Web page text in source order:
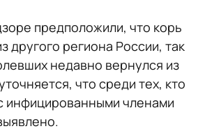
предположили, что корь
другого региона России, так
недавно вернулся из
что среди тех, кто
инфицированными членами